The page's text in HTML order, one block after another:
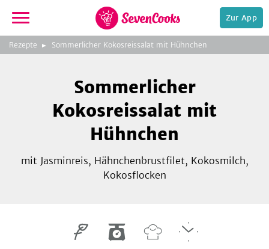
zur
Startseite
Zur App
Rezepte Sommerlicher Kokosreissalat mit Hühnchen
Bild
3
zeigen
Sommerlicher
Kokosreissalat mit
Hühnchen
mit Jasminreis, Hähnchenbrustfilet, Kokosmilch,
Kokosflocken